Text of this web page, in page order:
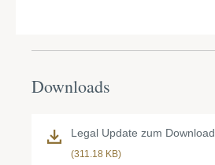
Downloads
Legal Update zum Download
(311.18 KB)